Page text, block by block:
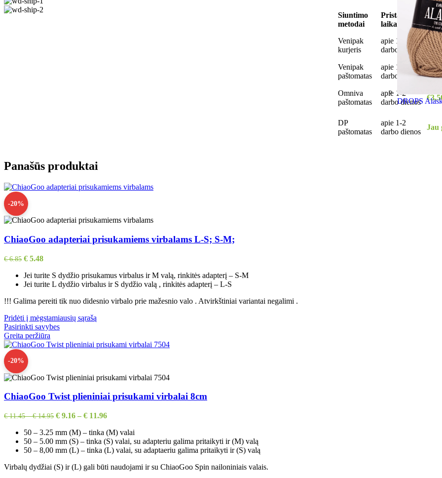
DROPS
Siuntimo
metodai
Pristatymo
laikas
Venipak
kurjeris
apie 1-2
darbo dienos
Venipak
paštomatas
apie 1-2
darbo dienos
Omniva
paštomatas
apie 1-2
darbo dienos
DP
paštomatas
apie 1-2
darbo dienos
Jau
Panašūs produktai
-20%
ChiaoGoo adapteriai prisukamiems virbalams L-S; S-M;
€6.85 € 5.48
Jei turite S dydžio prisukamus virbalus ir M valą, rinkitės adapterį – S-M
Jei turite L dydžio virbalus ir S dydžio valą , rinkitės adapterį – L-S
!!! Galima pereiti tik nuo didesnio virbalo prie mažesnio valo . Atvirkštiniai variantai negalimi .
Pridėti į mėgstamiausių sąrašą
Pasirinkti savybes
Greita peržiūra
-20%
ChiaoGoo Twist plieniniai prisukami virbalai 8cm
€11.45–€14.95 € 9.16 – € 11.96
50 – 3.25 mm (M) – tinka (M) valai
50 – 5.00 mm (S) – tinka (S) valai, su adapteriu galima pritaikyti ir (M) valą
50 – 8,00 mm (L) – tinka (L) valai, su adaptaeriu galima pritaikyti ir (S) valą
Virbalų dydžiai (S) ir (L) gali būti naudojami ir su ChiaoGoo Spin nailoniniais valais.